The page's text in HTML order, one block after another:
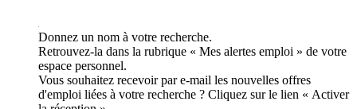
Donnez un nom à votre recherche.
Retrouvez-la dans la rubrique « Mes alertes emploi » de votre
espace personnel.
Vous souhaitez recevoir par e-mail les nouvelles offres
d'emploi liées à votre recherche ? Cliquez sur le lien « Activer